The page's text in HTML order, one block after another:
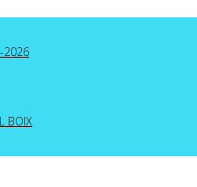
2026
BOIX